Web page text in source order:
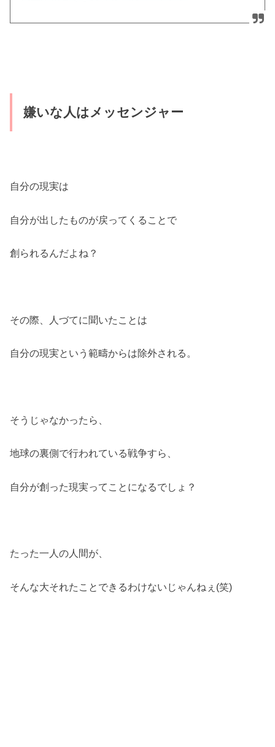
嫌いな人はメッセンジャー
自分の現実は
自分が出したものが戻ってくることで
創られるんだよね？
その際、人づてに聞いたことは
自分の現実という範疇からは除外される。
そうじゃなかったら、
地球の裏側で行われている戦争すら、
自分が創った現実ってことになるでしょ？
たった一人の人間が、
そんな大それたことできるわけないじゃんねぇ(笑)